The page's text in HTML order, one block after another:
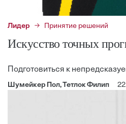
Лидер Принятие решений
Искусство точных
Подготовиться к
Шумейкер Пол, Тетлок Филип